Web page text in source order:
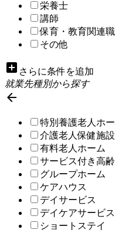
栄養士
講師
保育・教育関連
その他
add_box さらに条件を追加
就業先種別から探す

特別養護老人ホ
介護老人保健施設
有料老人ホーム
サービス付き高
グループホーム
ケアハウス
デイサービス
デイケアサービス
ショートステイ